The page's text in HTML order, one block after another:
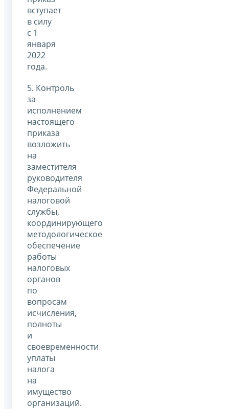
вступает
в силу
с 1
января
2022
года.
5. Контроль
за
исполнением
настоящего
приказа
возложить
на
заместителя
руководителя
Федеральной
налоговой
службы,
координирующего
методологическое
обеспечение
работы
налоговых
органов
по
вопросам
исчисления,
полноты
и
своевременности
уплаты
налога
на
имущество
организаций.